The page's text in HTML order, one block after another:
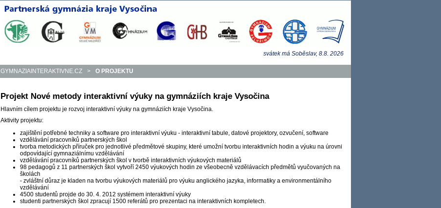
svátek má Soběslav, 8.8. 2026
GYMNAZIAINTERAKTIVNE.CZ > O PROJEKTU
Projekt Nové metody interaktivní výuky na gymnáziích kraje Vysočina
Hlavním cílem projektu je rozvoj interaktivní výuky na gymnáziích kraje Vysočina.
Aktivity projektu:
zajištění potřebné techniky a software pro interaktivní výuku - interaktivní tabule, datové projektory, ozvučení, software
vzdělávání pracovníků partnerských škol
tvorba metodických příruček pro jednotlivé předmětové skupiny, které umožní tvorbu interaktivních hodin a výuku na úrovni
odpovídající gymnaziálnímu vzdělávání
vzdělávání pracovníků partnerských škol v tvorbě interaktivních výukových materiálů
98 pedagogů z 11 partnerských škol vytvoří 2450 výukových hodin ze všeobecně vzdělávacích předmětů vyučovaných na
školách
- zvláštní důraz je kladen na tvorbu výukových materiálů pro výuku anglického jazyka, informatiky a environmentálního
vzdělávání
4500 studentů projde do 30. 4. 2012 systémem interaktivní výuky
studenti partnerských škol zpracují 1500 referátů pro prezentaci na interaktivních kompletech.